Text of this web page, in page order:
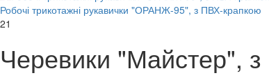
Робочі трикотажні рукавички "ОРАНЖ-95", з ПВХ-крапкою
21
Черевики "Майстер",